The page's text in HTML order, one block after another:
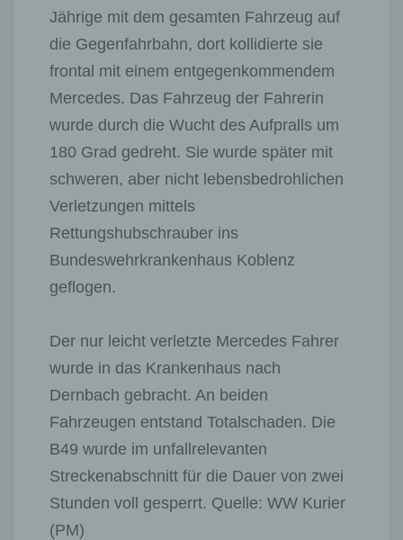
Jährige mit dem gesamten Fahrzeug auf
die Gegenfahrbahn, dort kollidierte sie
frontal mit einem entgegenkommendem
Mercedes. Das Fahrzeug der Fahrerin
wurde durch die Wucht des Aufpralls um
180 Grad gedreht. Sie wurde später mit
schweren, aber nicht lebensbedrohlichen
Verletzungen mittels
Rettungshubschrauber ins
Bundeswehrkrankenhaus Koblenz
geflogen.
Der nur leicht verletzte Mercedes Fahrer
wurde in das Krankenhaus nach
Dernbach gebracht. An beiden
Fahrzeugen entstand Totalschaden. Die
B49 wurde im unfallrelevanten
Streckenabschnitt für die Dauer von zwei
Stunden voll gesperrt. Quelle: WW Kurier
(PM)